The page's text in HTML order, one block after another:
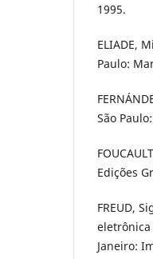
1995.
ELIADE,
Paulo:
São
Edições
FREUD,
Janeiro: